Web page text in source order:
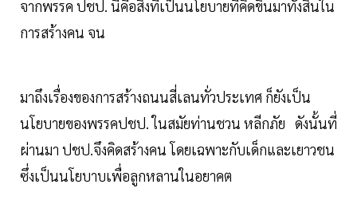
จากพรรค ปชป. นี่คือสิ่งที่เป็นนโยบายที่คิดขึ้นมาทั้งสิ้นใน
การสร้างคน จน
มาถึงเรื่องของการสร้างถนนสี่เลนทั่วประเทศ ก็ยังเป็น
นโยบายของพรรคปชป. ในสมัยท่านชวน หลีกภัย ดังนั้นที่
ผ่านมา ปชป.จึงคิดสร้างคน โดยเฉพาะกับเด็กและเยาวชน
ซึ่งเป็นนโยบาบเพื่อลูกหลานในอยาคต